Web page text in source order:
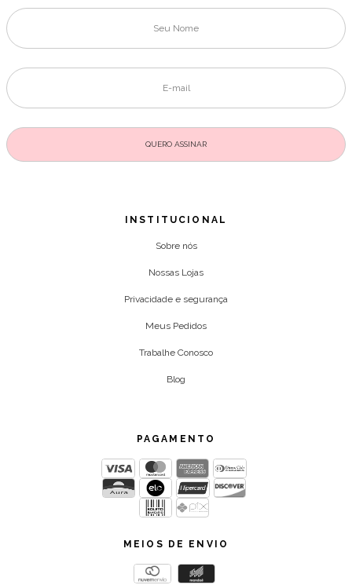
INSTITUCIONAL
Sobre nós
Nossas Lojas
Privacidade e segurança
Meus Pedidos
Trabalhe Conosco
Blog
PAGAMENTO
MEIOS DE ENVIO